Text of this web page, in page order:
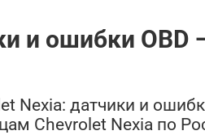
и ошибки OBD
Nexia: датчики и
Chevrolet Nexia по